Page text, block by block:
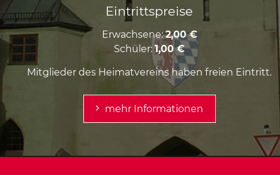
Eintrittspreise
Erwachsene:2,00 €
Schüler:1,00 €
Mitglieder des Heimatvereins haben freien Eintritt.
mehr Informationen